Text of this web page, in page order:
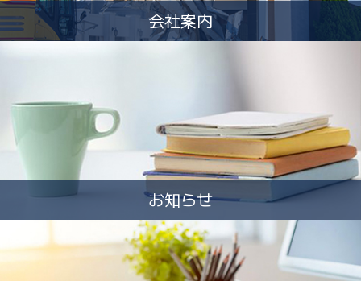
会社案内
お知らせ